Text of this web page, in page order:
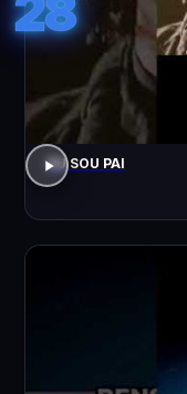
EU SOU PAI